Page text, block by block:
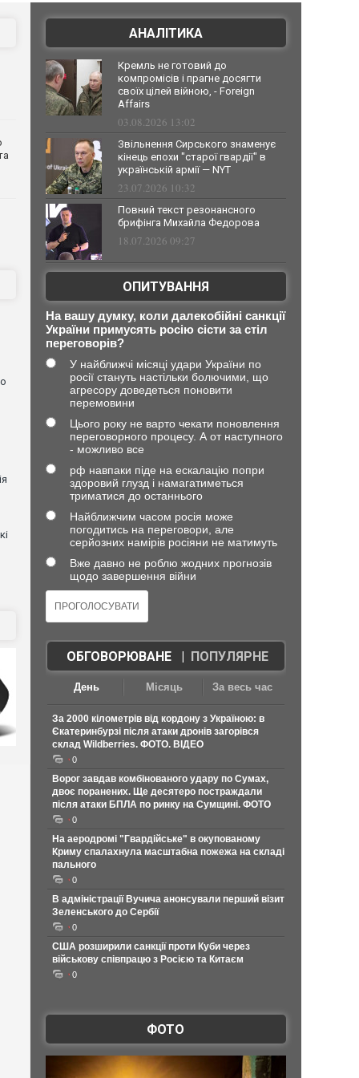
АНАЛІТИКА
Кремль не готовий до
компромісів і прагне досягти
своїх цілей війною, - Foreign
Affairs
03.08.2026 13:02
Звільнення Сирського знаменує
кінець епохи "старої гвардії" в
українській армії — NYT
23.07.2026 10:32
Повний текст резонансного
брифінга Михайла Федорова
18.07.2026 09:27
ОПИТУВАННЯ
На вашу думку, коли далекобійні санкції
України примусять росію сісти за стіл
переговорів?
У найближчі місяці удари України по
росії стануть настільки болючими, що
агресору доведеться поновити
перемовини
Цього року не варто чекати поновлення
переговорного процесу. А от наступного
- можливо все
рф навпаки піде на ескалацію попри
здоровий глузд і намагатиметься
триматися до останнього
Найближчим часом росія може
погодитись на переговори, але
серйозних намірів росіяни не матимуть
Вже давно не роблю жодних прогнозів
щодо завершення війни
ОБГОВОРЮВАНЕ| ПОПУЛЯРНЕ
День Місяць За весь час
За 2000 кілометрів від кордону з Україною: в
Єкатеринбурзі після атаки дронів загорівся
склад Wildberries. ФОТО. ВІДЕО
0
Ворог завдав комбінованого удару по Сумах,
двоє поранених. Ще десятеро постраждали
після атаки БПЛА по ринку на Сумщині. ФОТО
0
На аеродромі "Гвардійське" в окупованому
Криму спалахнула масштабна пожежа на складі
пального
0
В адміністрації Вучича анонсували перший візит
Зеленського до Сербії
0
США розширили санкції проти Куби через
військову співпрацю з Росією та Китаєм
0
ФОТО